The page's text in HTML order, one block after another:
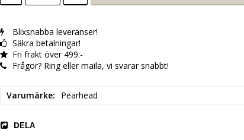
Blixsnabba leveranser!
Säkra betalningar!
Fri frakt över 499:-
Frågor? Ring eller maila, vi svarar snabbt!
Varumärke Pearhead
DELA